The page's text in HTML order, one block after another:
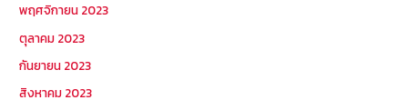
พฤศจิกายน 2023
ตุลาคม 2023
กันยายน 2023
สิงหาคม 2023